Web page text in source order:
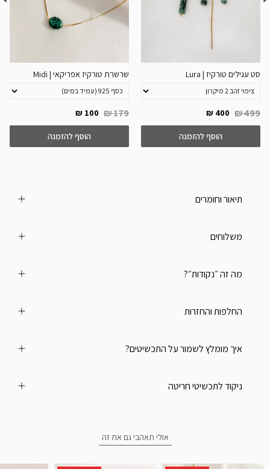
סט עגילים טורקיז | Lura
400 ₪ 499 ₪
הוסף להזמנה
שרשרת טורקיז אפריקאי | Midi
100 ₪ 179 ₪
הוסף להזמנה
תיאור וחומרים
משלוחים
מה זה ״נקודות״?
החלפות והחזרות
איך מומלץ לשמור על התכשיטים?
ניקוד לתכשיטי חריטה
אולי תאהבי גם את זה